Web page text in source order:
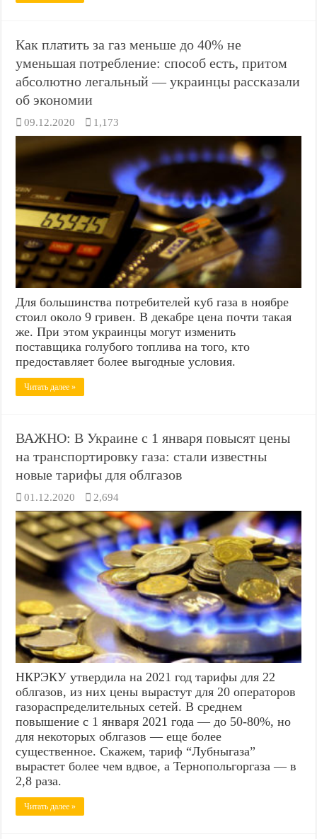
Как платить за газ меньше до 40% не
уменьшая потребление: способ есть, притом
абсолютно легальный — украинцы рассказали
об экономии
09.12.2020 1,173
Для большинства потребителей куб газа в ноябре
стоил около 9 гривен. В декабре цена почти такая
же. При этом украинцы могут изменить
поставщика голубого топлива на того, кто
предоставляет более выгодные условия.
Читать далее »
ВАЖНО: В Украине с 1 января повысят цены
на транспортировку газа: стали известны
новые тарифы для облгазов
01.12.2020 2,694
НКРЭКУ утвердила на 2021 год тарифы для 22
облгазов, из них цены вырастут для 20 операторов
газораспределительных сетей. В среднем
повышение с 1 января 2021 года — до 50-80%, но
для некоторых облгазов — еще более
существенное. Скажем, тариф “Лубныгаза”
вырастет более чем вдвое, а Тернопольгоргаза — в
2,8 раза.
Читать далее »